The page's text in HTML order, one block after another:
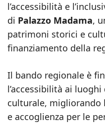
l’accessibilità e
di Palazzo Madama,
patrimoni storici e
finanziamento della
Il bando regionale è
l’accessibilità ai
culturale,
e accoglienza per le